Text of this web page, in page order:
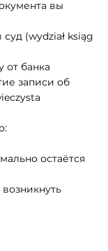
вы
(wydział ksiąg
от банка
записи об
остаётся